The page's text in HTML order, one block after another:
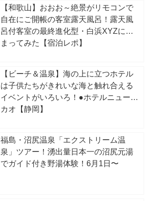
【和歌山】おおお～絶景がリモコンで
自在にご開帳の客室露天風呂！露天風
呂付客室の最終進化型・白浜XYZに泊
まってみた【宿泊レポ】
【ビーチ＆温泉】海の上に立つホテル
は子供たちがきれいな海と触れ合える
イベントがいろいろ！●ホテルニューア
カオ【静岡】
福島・沼尻温泉「エクストリーム温
泉」ツアー！湧出量日本一の沼尻元湯
でガイド付き野湯体験！6月1日〜